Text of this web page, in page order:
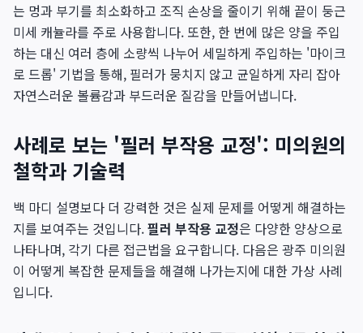
는 멍과 부기를 최소화하고 조직 손상을 줄이기 위해 끝이 둥근
미세 캐뉼라를 주로 사용합니다. 또한, 한 번에 많은 양을 주입
하는 대신 여러 층에 소량씩 나누어 세밀하게 주입하는 '마이크
로 드롭' 기법을 통해, 필러가 뭉치지 않고 균일하게 자리 잡아
자연스러운 볼륨감과 부드러운 질감을 만들어냅니다.
사례로 보는 '필러 부작용 교정': 미의원의
철학과 기술력
백 마디 설명보다 더 강력한 것은 실제 문제를 어떻게 해결하는
지를 보여주는 것입니다.필러 부작용 교정은 다양한 양상으로
나타나며, 각기 다른 접근법을 요구합니다. 다음은 광주 미의원
이 어떻게 복잡한 문제들을 해결해 나가는지에 대한 가상 사례
입니다.